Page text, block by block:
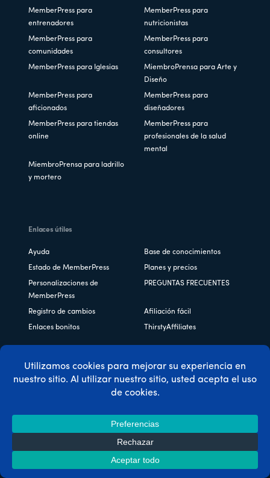
MemberPress para
entrenadores
MemberPress para
nutricionistas
MemberPress para
comunidades
MemberPress para
consultores
MemberPress para Iglesias
MiembroPrensa para Arte y
Diseño
MemberPress para
aficionados
MemberPress para
diseñadores
MemberPress para tiendas
online
MemberPress para
profesionales de la salud
mental
MiembroPrensa para ladrillo
y mortero
Enlaces útiles
Ayuda Base de conocimientos
Estado de MemberPress Planes y precios
Personalizaciones de
MemberPress
PREGUNTAS FRECUENTES
Registro de cambios Afiliación fácil
Enlaces bonitos ThirstyAffiliates
Copyright © 2026 Caseproof, LLC. Todos los derechos
reservados.
Reembolsos
generales / Divulgación de la FTC / Código de cupón